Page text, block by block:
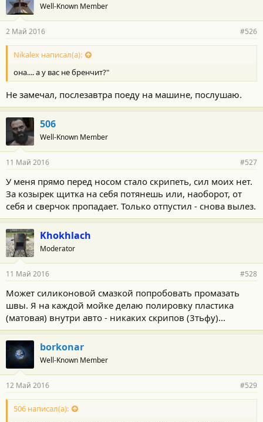
Well-Known Member
2 Май 2016 #526
Nikalex написал(а):
она.... а у вас не бренчит?"
Не замечал, послезавтра поеду на машине, послушаю.
506
Well-Known Member
11 Май 2016 #527
У меня прямо перед носом стало скрипеть, сил моих нет.
За козырек щитка на себя потянешь или, наоборот, от
себя и сверчок пропадает. Только отпустил - снова вылез.
Khokhlach
Moderator
11 Май 2016 #528
Может силиконовой смазкой попробовать промазать
швы. Я на каждой мойке делаю полировку пластика
(матовая) внутри авто - никаких скрипов (3тьфу)...
borkonar
Well-Known Member
12 Май 2016 #529
506 написал(а):